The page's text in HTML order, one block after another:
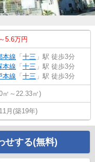
5.6万円
本線 「 十三 」駅 徒歩3分
本線 「 十三 」駅 徒歩3分
本線 「 十三 」駅 徒歩3分
㎡～22.33㎡)
月(築19年)
せする(無料)